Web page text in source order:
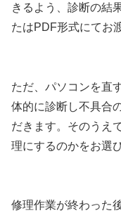
きるよう、診断の結
たはPDF形式にてお
ただ、パソコンを直
体的に診断し不具合
だきます。そのうえ
理にするのかをお選
修理作業が終わった